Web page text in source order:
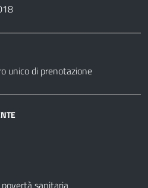
unico di prenotazione
sanitaria